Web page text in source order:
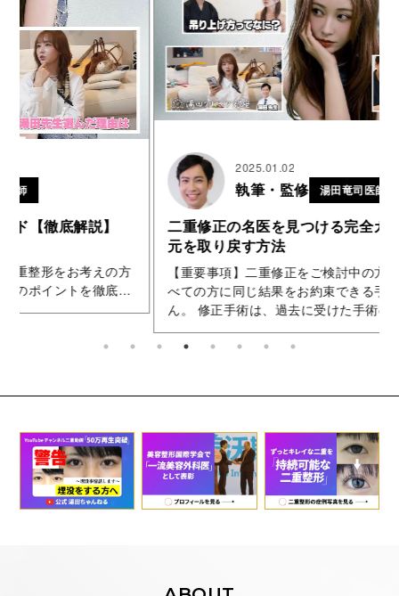
執筆・監修 湯田竜司医師
二重修正の名医を見つける完全ガイド｜理想の目
【重要事項】二重修正をご検討中の方へ 二重修正は、す
べての方に同じ結果をお約束できる手術ではありませ
ん。 修正手術は、過去に受けた手術の内容、内部の癒着
や瘢痕、残っている皮膚や脂肪、目を開く力などの...